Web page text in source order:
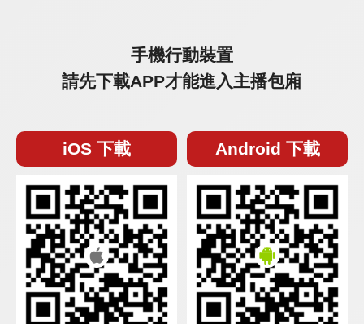
手機行動裝置
請先下載APP才能進入主播包廂
iOS 下載 Android 下載